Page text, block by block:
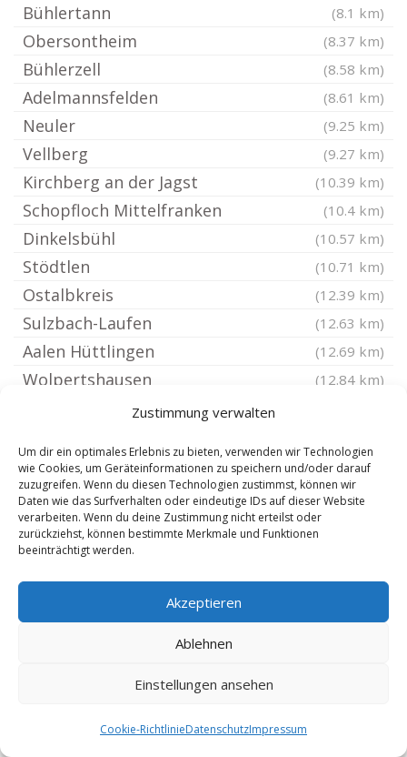
Zustimmung verwalten
Um dir ein optimales Erlebnis zu bieten, verwenden wir Technologien
wie Cookies, um Geräteinformationen zu speichern und/oder darauf
zuzugreifen. Wenn du diesen Technologien zustimmst, können wir
Daten wie das Surfverhalten oder eindeutige IDs auf dieser Website
verarbeiten. Wenn du deine Zustimmung nicht erteilst oder
zurückziehst, können bestimmte Merkmale und Funktionen
beeinträchtigt werden.
Akzeptieren
Ablehnen
Einstellungen ansehen
Cookie-RichtlinieDatenschutzImpressum
Bühlertann (8.1 km)
Obersontheim (8.37 km)
Bühlerzell (8.58 km)
Adelmannsfelden (8.61 km)
Neuler (9.25 km)
Vellberg (9.27 km)
Kirchberg an der Jagst (10.39 km)
Schopfloch Mittelfranken (10.4 km)
Dinkelsbühl (10.57 km)
Stödtlen (10.71 km)
Ostalbkreis (12.39 km)
Sulzbach-Laufen (12.63 km)
Aalen Hüttlingen (12.69 km)
Wolpertshausen (12.84 km)
Abtsgmünd (13.03 km)
Feuchtwangen (13.25 km)
Mönchsroth (13.29 km)
Westhausen Württemberg
Obergröningen (13.78 km)
Tannhausen bei Ellwangen Jagst
Dürrwangen Mittelfranken